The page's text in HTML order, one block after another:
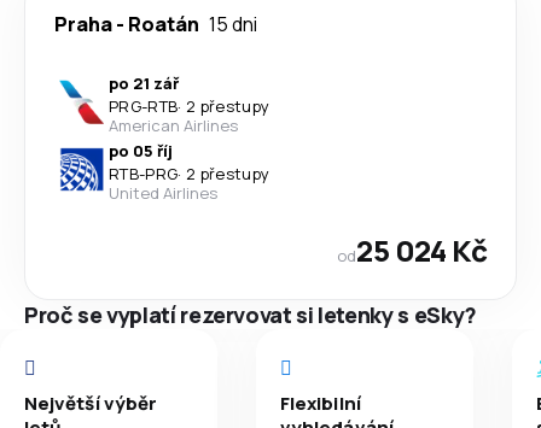
Praha- Roatán 15 dni
po 21 zář
PRG-RTB· 2 přestupy
American Airlines
po 05 říj
RTB-PRG· 2 přestupy
United Airlines
od25 024 Kč
Proč se vyplatí rezervovat si letenky s eSky?
Největší výběr
Flexibilní